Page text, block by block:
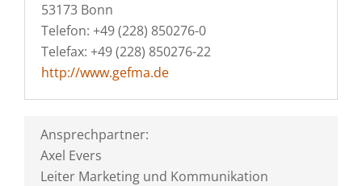
53173 Bonn
Telefon: +49 (228) 850276-0
Telefax: +49 (228) 850276-22
http://www.gefma.de
Ansprechpartner:
Axel Evers
Leiter Marketing und Kommunikation